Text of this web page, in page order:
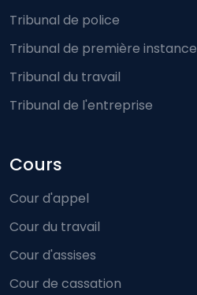
Tribunal de police
Tribunal de première instance
Tribunal du travail
Tribunal de l'entreprise
Cours
Cour d'appel
Cour du travail
Cour d'assises
Cour de cassation